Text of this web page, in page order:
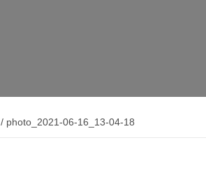
/ photo_2021-06-16_13-04-18